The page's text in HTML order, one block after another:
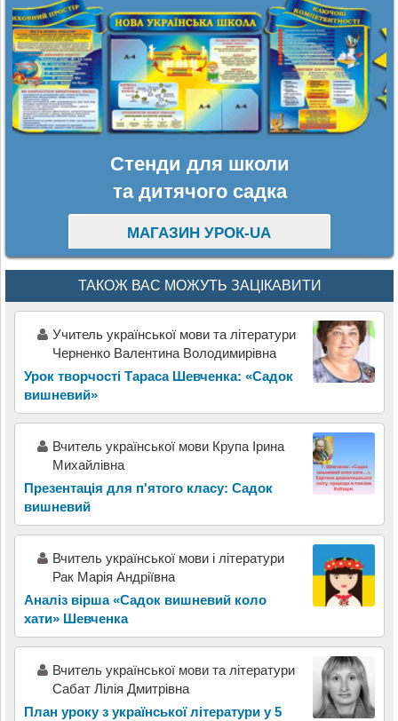
Стенди для школи
та дитячого садка
МАГАЗИН УРОК-UA
ТАКОЖ ВАС МОЖУТЬ ЗАЦІКАВИТИ
Учитель української мови та літератури
Черненко Валентина Володимирівна
Урок творчості Тараса Шевченка: «Садок
вишневий»
Вчитель української мови Крупа Ірина
Михайлівна
Презентація для п'ятого класу: Садок
вишневий
Вчитель української мови і літератури
Рак Марія Андріївна
Аналіз вірша «Садок вишневий коло
хати» Шевченка
Вчитель української мови та літератури
Сабат Лілія Дмитрівна
План уроку з української літератури у 5